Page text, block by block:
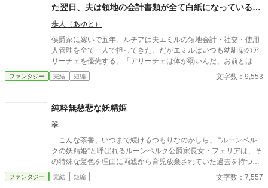
た翌日、夫は領地の会計書類が全て白紙になっているこ
とに気づいた
歩人（あゆと）
侯爵家に嫁いで五年。ルチアは夫エミルの領地会計・社交・使用
人管理を全て一人で担ってきた。だがエミルはいつも幼馴染のア
リーチェを優先する。「アリーチェは体が弱いんだ、お前とは違
う」——その言葉を百回聞いた日、ルチアは微笑んで離縁届に署
名した。「ええ、私は丈夫ですから。どうぞ幼馴染様をお大事
らの陳情の山、そして紅茶の淹れ方すら知らない自分。三ヶ月
後、かつて「地味な妻」と呼ばれたルチアは、辺境伯の財務顧問
として辣腕を振るっていた。
ファンタジー 完結 短編 文字数：9,553
純粋無慈悲な妖精姫
翠
「こんな茶番、いつまで続けるつもりなのかしら」 “ルーンベル
クの妖精姫”と呼ばれるルーンベルク公爵家長女・フェリアは、そ
の特殊な髪色を理由に両親から育児放棄されていた過去を持つ。
悪意と嘲笑、浅慮な思惑を向けられながらも、フェリアはいつだ
って穏やかに笑う。 「何故、自分に悪意を持つ相手に慈悲を向け
ファンタジー 完結 短編 文字数：7,557